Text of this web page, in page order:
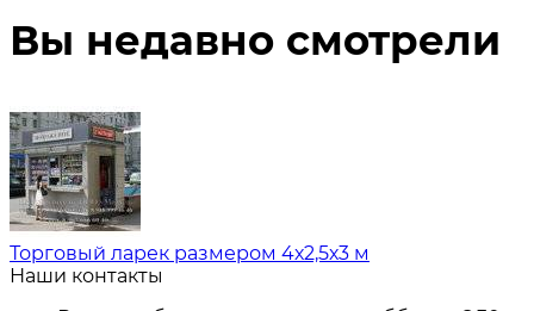
Вы недавно смотрели
Торговый ларек размером 4х2,5х3 м
Наши контакты